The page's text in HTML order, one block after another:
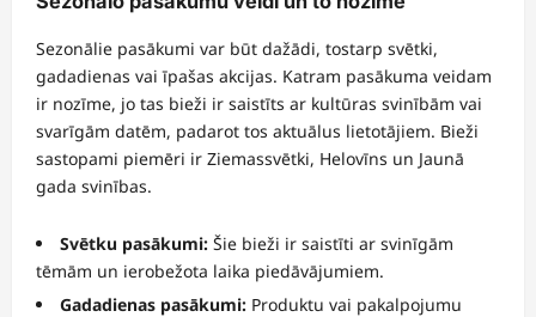
Sezonālie pasākumi var būt dažādi, tostarp svētki,
gadadienas vai īpašas akcijas. Katram pasākuma veidam
ir nozīme, jo tas bieži ir saistīts ar kultūras svinībām vai
svarīgām datēm, padarot tos aktuālus lietotājiem. Bieži
sastopami piemēri ir Ziemassvētki, Helovīns un Jaunā
gada svinības.
Svētku pasākumi: Šie bieži ir saistīti ar svinīgām
tēmām un ierobežota laika piedāvājumiem.
Gadadienas pasākumi: Produktu vai pakalpojumu